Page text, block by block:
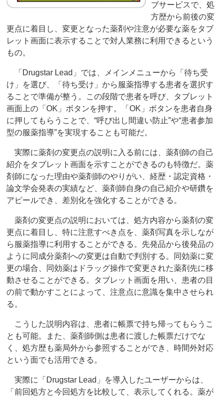
ブサービスで、処
方歴から前後の変
更点に着目し、変更となった薬剤や注意が必要な薬をタブ
レット画面に表示することで対人業務に利用できるという
もの。
「Drugstar Lead」では、メインメニューから「待ち受
け」を選び、「待ち受け」から服薬指導する患者を選択す
ることで準備が整う。この段階で患者を呼び、タブレット
画面上の「OK」ボタンを押す。「OK」ボタンを患者自身
に押してもらうことで、“呼び出し間違い防止”や“患者参加
型の服薬指導”を実現することも可能だ。
実際に薬剤の変更点の説明に入る前には、薬剤師の自己
紹介をタブレット画面を示すことができるのも特徴だ。薬
剤師になった理由や薬剤師のやりがい、経歴・認定資格・
論文学会発表の実績など、薬剤師自身の自己紹介や研鑽を
アピールでき、差別化を強化することができる。
薬剤の変更点の説明においては、処方内容から薬剤の変
更点に着目し、特に注意すべき点を、薬剤写真を示しなが
ら服薬指導に利用することができる。先発品から後発品の
ように同成分薬剤への変更は自動で判別する。同効薬に変
更の場合、同効薬はドラッグ操作で変更された薬剤先に移
動させることができる。タブレット画面を用い、患者の目
の前で動かすことによって、注意点に意識を集中させられ
る。
こうした説明内容は、患者に帳票で持ち帰ってもらうこ
とも可能。また、薬剤師側は患者に渡した帳票だけでな
く、処方歴も薬局外から参照することができ、時間外対応
という面でも活用できる。
実際に「Drugstar Lead」を導入したユーザーからは、
「前回処方と今回処方を比較して、表示してくれる。薬が